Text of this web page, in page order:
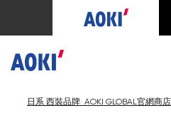
日系 西裝品牌 AOKI GLOBAL官網商店
購物車